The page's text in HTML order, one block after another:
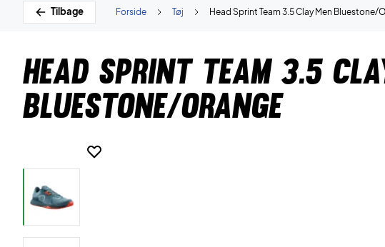
Tilbage Head Sprint Team 3.5 Clay Men Bluestone/
Tøj
Forside
Head Sprint Team 3.5
Bluestone/Orange